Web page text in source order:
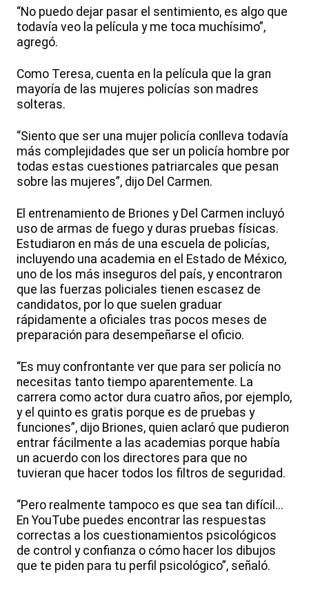
“No puedo dejar pasar el sentimiento, es algo que
todavía veo la película y me toca muchísimo”,
agregó.
Como Teresa, cuenta en la película que la gran
mayoría de las mujeres policías son madres
solteras.
“Siento que ser una mujer policía conlleva todavía
más complejidades que ser un policía hombre por
todas estas cuestiones patriarcales que pesan
sobre las mujeres”, dijo Del Carmen.
El entrenamiento de Briones y Del Carmen incluyó
uso de armas de fuego y duras pruebas físicas.
Estudiaron en más de una escuela de policías,
incluyendo una academia en el Estado de México,
uno de los más inseguros del país, y encontraron
que las fuerzas policiales tienen escasez de
candidatos, por lo que suelen graduar
rápidamente a oficiales tras pocos meses de
preparación para desempeñarse el oficio.
“Es muy confrontante ver que para ser policía no
necesitas tanto tiempo aparentemente. La
carrera como actor dura cuatro años, por ejemplo,
y el quinto es gratis porque es de pruebas y
funciones”, dijo Briones, quien aclaró que pudieron
entrar fácilmente a las academias porque había
un acuerdo con los directores para que no
tuvieran que hacer todos los filtros de seguridad.
“Pero realmente tampoco es que sea tan difícil...
En YouTube puedes encontrar las respuestas
correctas a los cuestionamientos psicológicos
de control y confianza o cómo hacer los dibujos
que te piden para tu perfil psicológico”, señaló.